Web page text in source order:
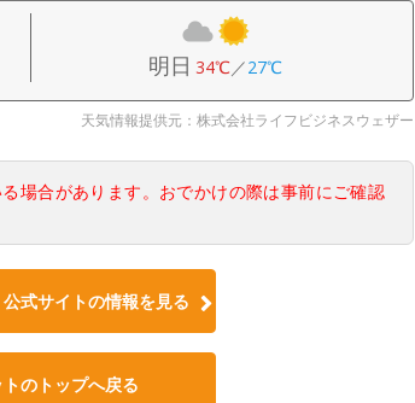
明日 34℃／27℃
天気情報提供元：株式会社ライフビジネスウェザー
場合があります。おでかけの際は事前にご確認
式サイトの情報を見る
のトップへ戻る